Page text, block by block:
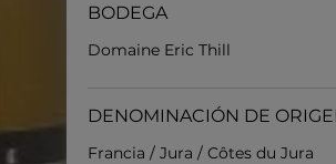
BODEGA
Domaine Eric Thill
DENOMINACIÓN DE
Francia / Jura / Côtes du Jura